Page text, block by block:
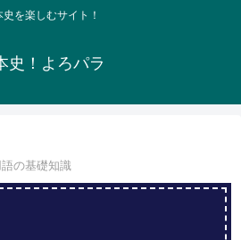
史を楽しむサイト！
史！よろパラ
語の基礎知識